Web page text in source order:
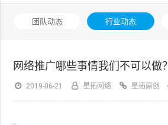
团队动态 行业动态
网络推广哪些事情我们不可以做？
2019-06-21 星拓网络 星拓原创